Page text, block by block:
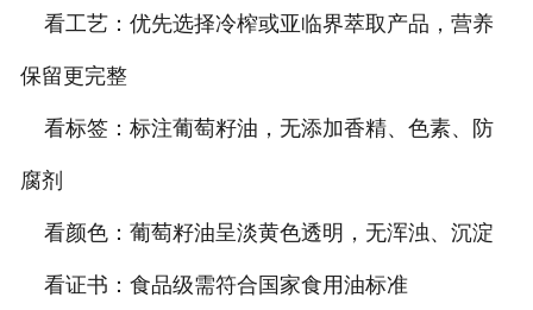
看工艺：优先选择冷榨或亚临界萃取产品，营养
保留更完整
看标签：标注葡萄籽油，无添加香精、色素、防
腐剂
看颜色：葡萄籽油呈淡黄色透明，无浑浊、沉淀
看证书：食品级需符合国家食用油标准